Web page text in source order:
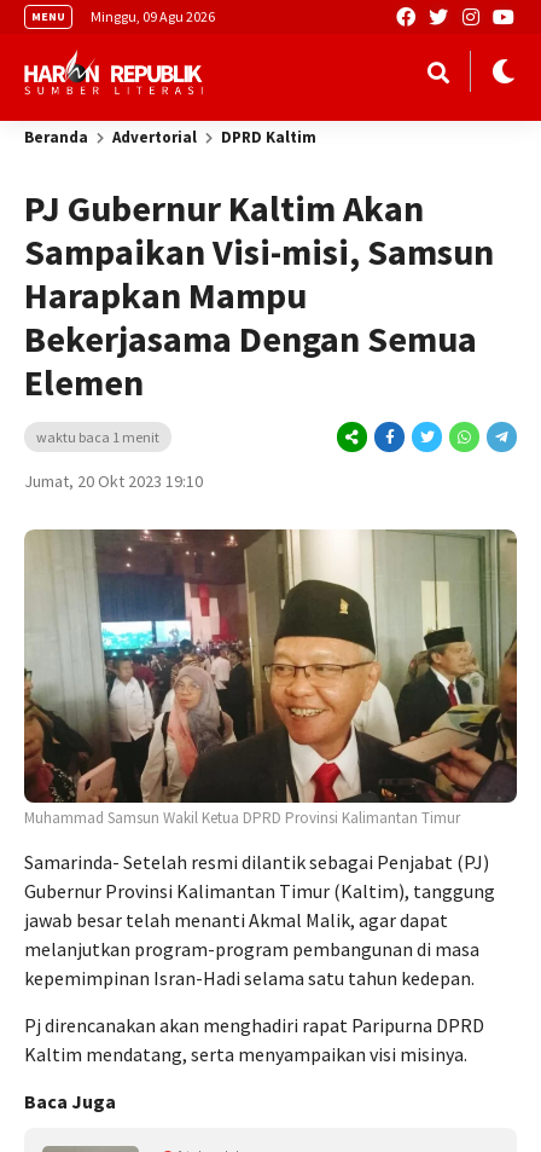
MENU Minggu, 09 Agu 2026
Beranda Advertorial DPRD Kaltim
PJ Gubernur Kaltim Akan
Sampaikan Visi-misi, Samsun
Harapkan Mampu
Bekerjasama Dengan Semua
Elemen
waktu baca 1 menit
Jumat, 20 Okt 2023 19:10
Muhammad Samsun Wakil Ketua DPRD Provinsi Kalimantan Timur
Samarinda- Setelah resmi dilantik sebagai Penjabat (PJ)
Gubernur Provinsi Kalimantan Timur (Kaltim), tanggung
jawab besar telah menanti Akmal Malik, agar dapat
melanjutkan program-program pembangunan di masa
kepemimpinan Isran-Hadi selama satu tahun kedepan.
Pj direncanakan akan menghadiri rapat Paripurna DPRD
Kaltim mendatang, serta menyampaikan visi misinya.
Baca Juga